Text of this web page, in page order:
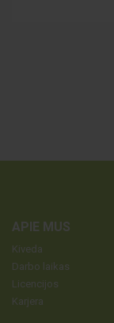
APIE MUS
Kiveda
Darbo laikas
Licencijos
Karjera